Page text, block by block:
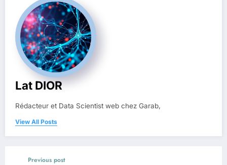
Lat DIOR
Rédacteur et Data Scientist web chez Garab,
View All Posts
Previous post